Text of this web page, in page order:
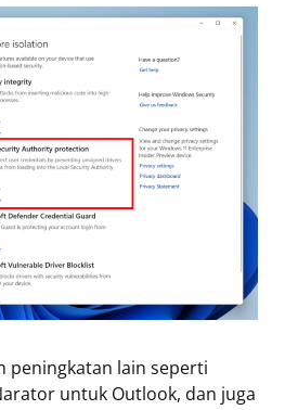
peningkatan lain seperti
untuk Outlook, dan juga